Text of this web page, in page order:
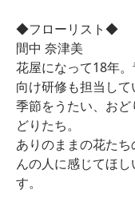
◆フローリスト◆
間中 奈津美
花屋になって18年
向け研修も担当して
季節をうたい、お
どりたち。
ありのままの花た
んの人に感じてほ
す。